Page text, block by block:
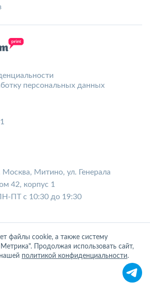
персональных данных
Москва, Митино, ул. Генерала
42, корпус 1
ПТ с 10:30 до 19:30
файлы cookie, а также систему
Продолжая использовать сайт,
политикой конфиденциальности.